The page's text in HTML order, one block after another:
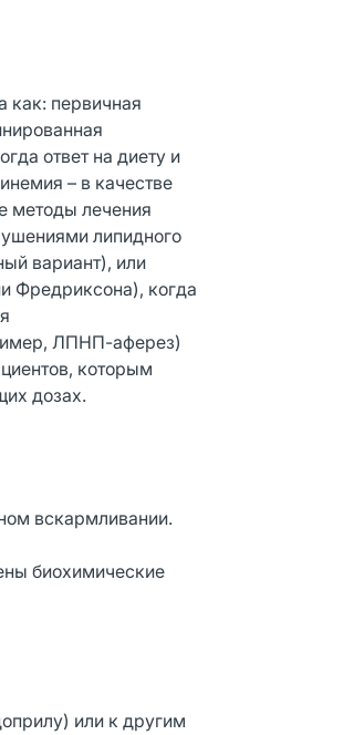
как: первичная
ответ на диету и
– в качестве
методы лечения
липидного
вариант), или
Фредриксона), когда
ЛПНП-аферез)
которым
дозах.
вскармливании.
биохимические
или к другим